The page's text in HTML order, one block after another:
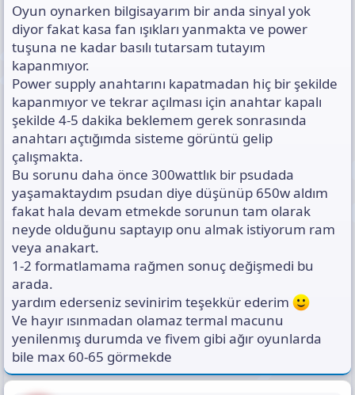
Oyun oynarken bilgisayarım bir anda sinyal yok
diyor fakat kasa fan ışıkları yanmakta ve power
tuşuna ne kadar basılı tutarsam tutayım
kapanmıyor.
Power supply anahtarını kapatmadan hiç bir şekilde
kapanmıyor ve tekrar açılması için anahtar kapalı
şekilde 4-5 dakika beklemem gerek sonrasında
anahtarı açtığımda sisteme görüntü gelip
çalışmakta.
Bu sorunu daha önce 300wattlık bir psudada
yaşamaktaydım psudan diye düşünüp 650w aldım
fakat hala devam etmekde sorunun tam olarak
neyde olduğunu saptayıp onu almak istiyorum ram
veya anakart.
1-2 formatlamama rağmen sonuç değişmedi bu
arada.
yardım ederseniz sevinirim teşekkür ederim
Ve hayır ısınmadan olamaz termal macunu
yenilenmış durumda ve fivem gibi ağır oyunlarda
bile max 60-65 görmekde